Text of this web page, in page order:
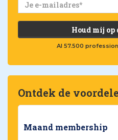
Houd mij op
Al 57.500
Ontdek de
Maand membership